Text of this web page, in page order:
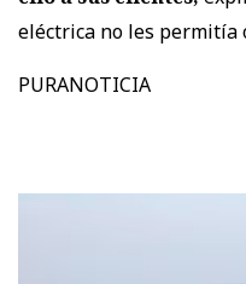
eléctrica no les permitía
PURANOTICIA